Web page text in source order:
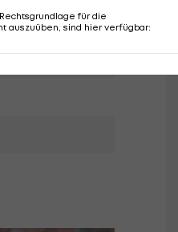
für die
auszuüben, sind hier verfügbar: